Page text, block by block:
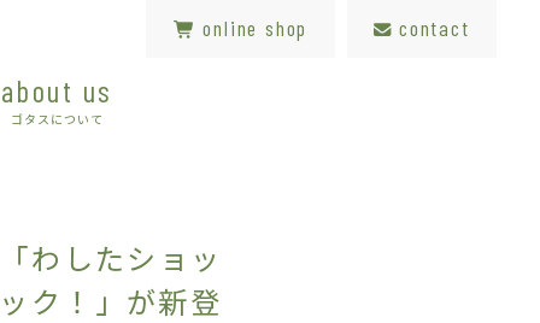
about us
ゴタスについて
online shop contact
わしたショッ
ク！」が新登